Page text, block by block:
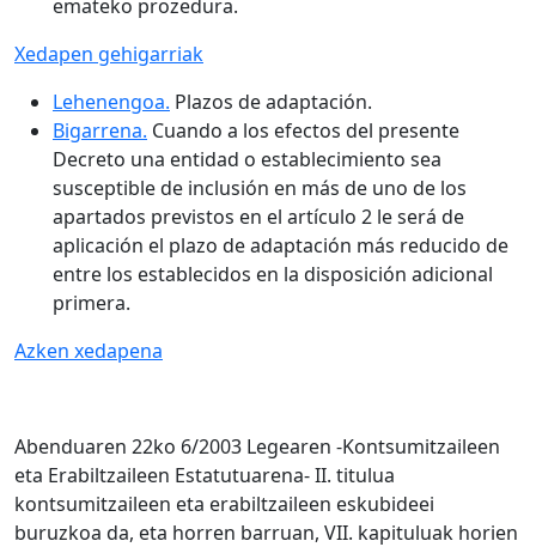
emateko prozedura.
Xedapen gehigarriak
Lehenengoa. Plazos de adaptación.
Bigarrena. Cuando a los efectos del presente
Decreto una entidad o establecimiento sea
susceptible de inclusión en más de uno de los
apartados previstos en el artículo 2 le será de
aplicación el plazo de adaptación más reducido de
entre los establecidos en la disposición adicional
primera.
Azken xedapena
Abenduaren 22ko 6/2003 Legearen -Kontsumitzaileen
eta Erabiltzaileen Estatutuarena- II. titulua
kontsumitzaileen eta erabiltzaileen eskubideei
buruzkoa da, eta horren barruan, VII. kapituluak horien